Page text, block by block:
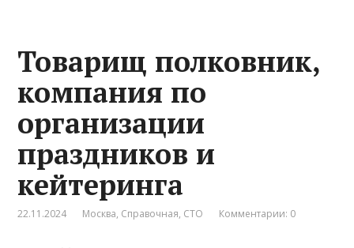
Товарищ полковник,
компания по
организации
праздников и
кейтеринга
22.11.2024 Москва, Справочная, СТО Комментарии: 0